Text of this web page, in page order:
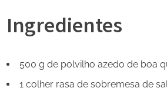
Ingredientes
500 g de polvilho azedo de boa
1 colher rasa de sobremesa de